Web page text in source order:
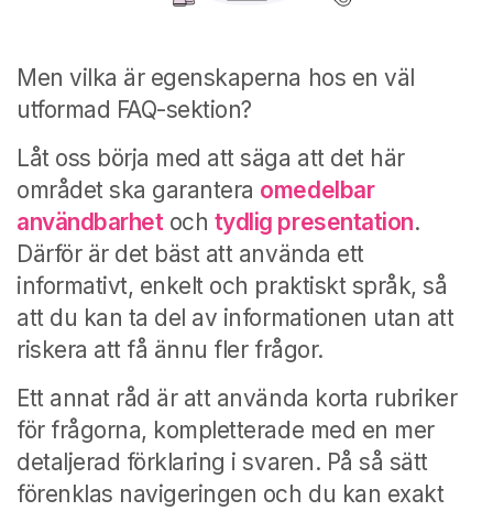
Men vilka är egenskaperna hos en väl
utformad FAQ-sektion?
Låt oss börja med att säga att det här
området ska garantera omedelbar
användbarhetoch tydlig presentation.
Därför är det bäst att använda ett
informativt, enkelt och praktiskt språk, så
att du kan ta del av informationen utan att
riskera att få ännu fler frågor.
Ett annat råd är att använda korta rubriker
för frågorna, kompletterade med en mer
detaljerad förklaring i svaren. På så sätt
förenklas navigeringen och du kan exakt